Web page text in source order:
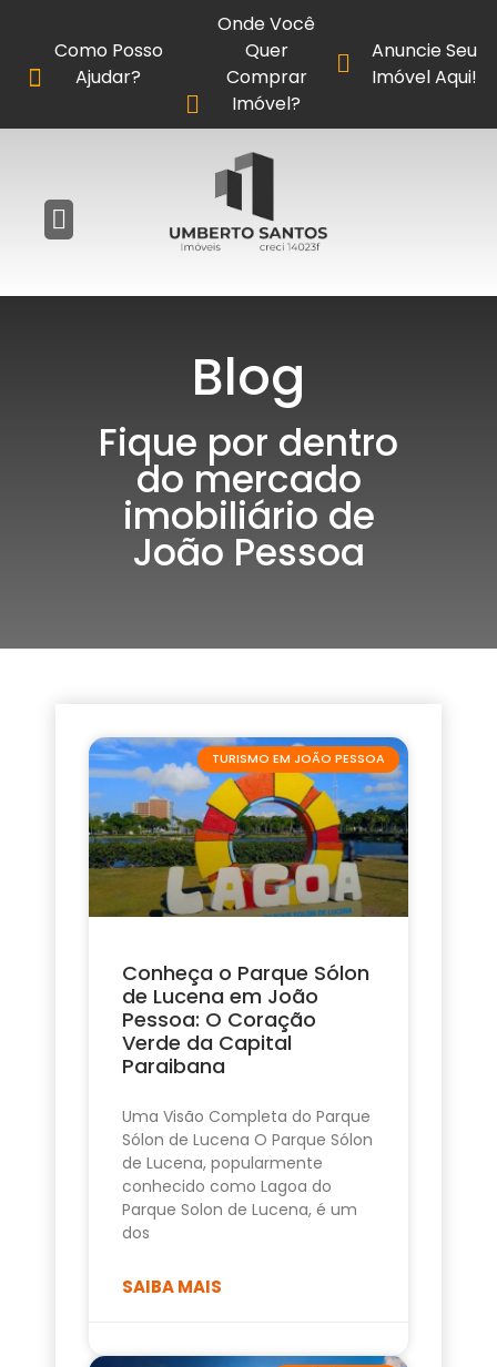
Anuncie Seu
Imóvel Aqui!
Como Posso
Ajudar?
Onde Você
Quer
Comprar
Imóvel?
Blog
Fique por dentro
do mercado
imobiliário de
João Pessoa
TURISMO EM JOÃO PESSOA
Conheça o Parque Sólon
de Lucena em João
Pessoa: O Coração
Verde da Capital
Paraibana
Uma Visão Completa do Parque
Sólon de Lucena O Parque Sólon
de Lucena, popularmente
conhecido como Lagoa do
Parque Solon de Lucena, é um
dos
SAIBA MAIS